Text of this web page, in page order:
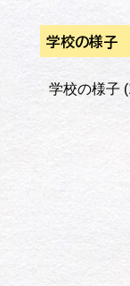
学校の様子
学校の様子